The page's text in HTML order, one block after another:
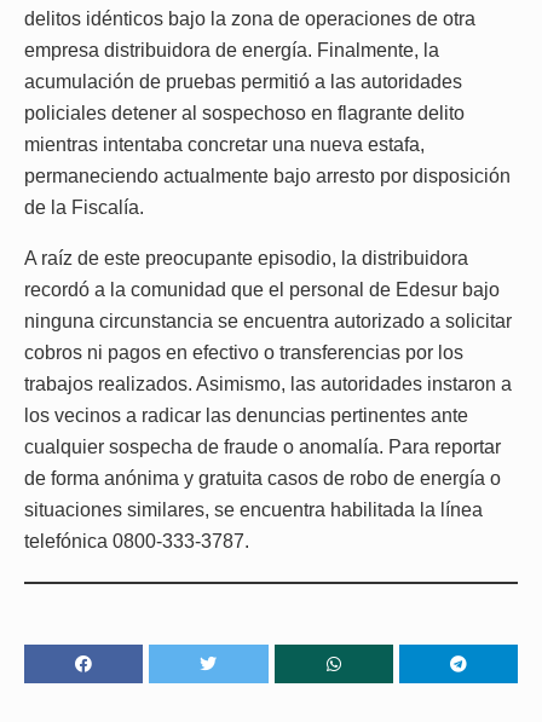
delitos idénticos bajo la zona de operaciones de otra
empresa distribuidora de energía. Finalmente, la
acumulación de pruebas permitió a las autoridades
policiales detener al sospechoso en flagrante delito
mientras intentaba concretar una nueva estafa,
permaneciendo actualmente bajo arresto por disposición
de la Fiscalía.
A raíz de este preocupante episodio, la distribuidora
recordó a la comunidad que el personal de Edesur bajo
ninguna circunstancia se encuentra autorizado a solicitar
cobros ni pagos en efectivo o transferencias por los
trabajos realizados. Asimismo, las autoridades instaron a
los vecinos a radicar las denuncias pertinentes ante
cualquier sospecha de fraude o anomalía. Para reportar
de forma anónima y gratuita casos de robo de energía o
situaciones similares, se encuentra habilitada la línea
telefónica 0800-333-3787.